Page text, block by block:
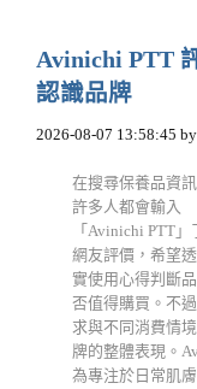
Avinichi PTT
認識品牌
2026-08-07 13:58:45 by
在搜尋保養品資訊
許多人都會輸入
「Avinichi PTT」
網友評價，希望
實使用心得判斷
否值得購買。不
求與不同消費情
牌的整體表現。
為專注於日常肌